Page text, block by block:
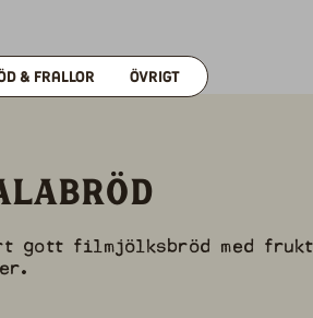
& FRALLOR ÖVRIGT
gott filmjölksbröd med frukt